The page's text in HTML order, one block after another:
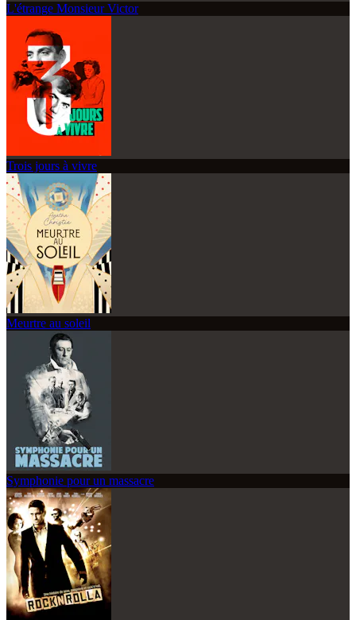
L'étrange Monsieur Victor
Trois jours à vivre
Meurtre au soleil
Symphonie pour un massacre